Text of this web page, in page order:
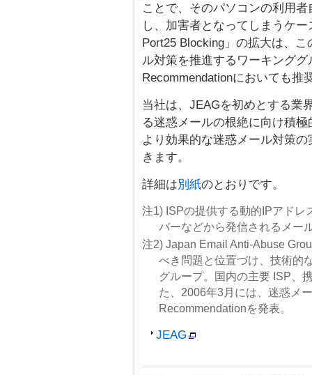
ことで、そのパソコンの利用
し、加害者となってしまうケ
Port25 Blocking」の拡大は、
ル対策を推進するワーキング
Recommendationにおいても推
当社は、JEAGを初めとする業
る迷惑メールの根絶に向け積
より効果的な迷惑メール対策
きます。
詳細は別紙のとおりです。
注1) ISPの提供する動的IPアドレ
バーなどから発信されるメー
注2) Japan Email Anti-Abuse
べき問題と位置づけ、技術的
グループ。国内の主要 ISP、
た、2006年3月には、迷惑メ
Recommendationを発表。
JEAG